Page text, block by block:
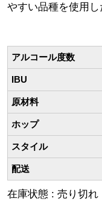
やすい品種を使用し
アルコール度数
IBU
原材料
ホップ
スタイル
配送
在庫状態 : 売り切れ